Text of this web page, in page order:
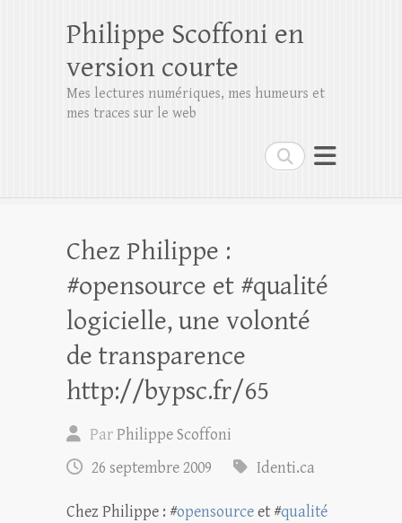
Rechercher
Philippe Scoffoni en
version courte
Mes lectures numériques, mes humeurs et
mes traces sur le web
Chez Philippe :
#opensource et #qualité
logicielle, une volonté
de transparence
http://bypsc.fr/65
ParPhilippe Scoffoni
26 septembre 2009
Identi.ca
Chez Philippe : #opensourceet #qualité